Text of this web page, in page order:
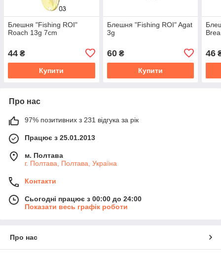
Блешня "Fishing ROI"
Roach 13g 7cm
44 ₴
Купити
Блешня "Fishing ROI" Agat
3g
60₴
Купити
46
Про нас
97% позитивних з 231 відгука за рік
Працює з 25.01.2013
м. Полтава
г. Полтава, Полтава, Україна
Контакти
Сьогодні працює з 00:00 до 24:00
Показати весь графік роботи
Про нас